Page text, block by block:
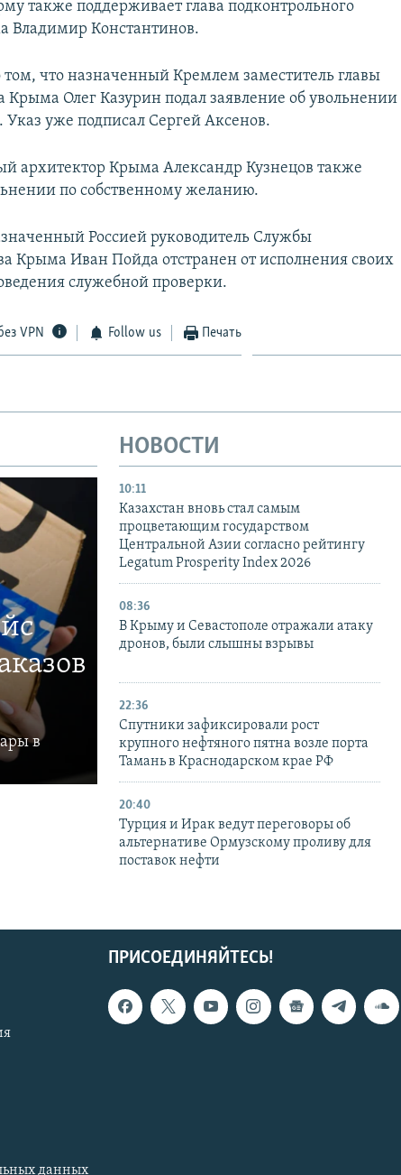
также поддерживает глава подконтрольного
Владимир Константинов.
том, что назначенный Кремлем заместитель главы
Крыма Олег Казурин подал заявление об увольнении
уже подписал Сергей Аксенов.
архитектор Крыма Александр Кузнецов также
по собственному желанию.
Россией руководитель Службы
Крыма Иван Пойда отстранен от исполнения своих
служебной проверки.
VPN Follow us Печать
в
НОВОСТИ
10:11
Казахстан вновь стал самым
процветающим государством
Центральной Азии согласно рейтингу
Legatum Prosperity Index 2026
08:36
В Крыму и Севастополе отражали атаку
дронов, были слышны взрывы
22:36
Спутники зафиксировали рост
крупного нефтяного пятна возле порта
Тамань в Краснодарском крае РФ
20:40
Турция и Ирак ведут переговоры об
альтернативе Ормузскому проливу для
поставок нефти
ПРИСОЕДИНЯЙТЕСЬ!
данных